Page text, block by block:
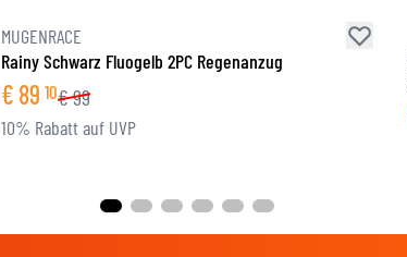
MUGENRACE
Rainy Schwarz Fluogelb 2PC Regenanzug
€ 89 10€99
10% Rabatt auf UVP